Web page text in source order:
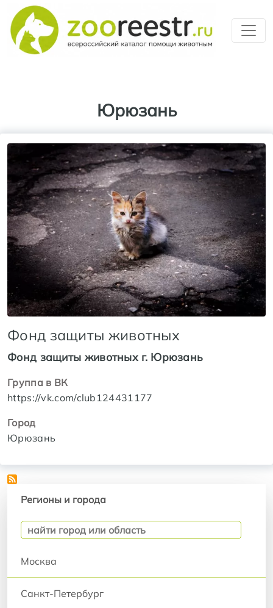
Юрюзань
Фонд защиты животных
Фонд защиты животных г. Юрюзань
Группа в ВК
https://vk.com/club124431177
Город
Юрюзань
Регионы и города
Москва
Санкт-Петербург